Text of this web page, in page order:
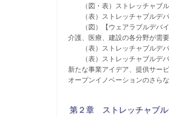
（図・表）ストレッチャブル
（表）ストレッチャブルデバ
（図）【ウェアラブルデバイ
介護、医療、建設の各分野が需要
（表）ストレッチャブルデバ
（表）ストレッチャブルデバ
新たな事業アイデア、提供サー
オープンイノベーションのさら
第２章 ストレッチャブル